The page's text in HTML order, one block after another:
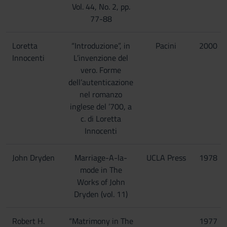
Vol. 44, No. 2, pp.
77-88
Loretta
Innocenti
“Introduzione”, in
L’invenzione del
vero. Forme
dell’autenticazione
nel romanzo
inglese del ’700, a
c. di Loretta
Innocenti
Pacini 2000
John Dryden
Marriage-A-la-
mode in The
Works of John
Dryden (vol. 11)
UCLA Press 1978
Robert H. “Matrimony in The 1977